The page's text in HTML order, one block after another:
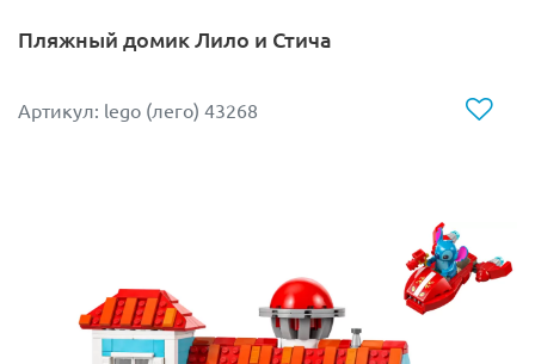
детализацией: съемная крыша для легкого доступа,
складной стул, на котором может уместиться сам
Конструктор LEGO 76428 - идеальный подарок для
любого фаната Гарри Поттера, ведь он позволяет не
только воссоздать любимые сцены, но и придумать
Пляжный домик Лило и Стича
Артикул: lego (лего) 43268